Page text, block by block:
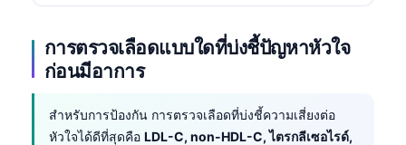
การตรวจเลือดแบบใดที่บ่งชี้ปัญหาหัวใจ
ก่อนมีอาการ
สำหรับการป้องกัน การตรวจเลือดที่บ่งชี้ความเสี่ยงต่อ
หัวใจได้ดีที่สุดคือ LDL-C, non-HDL-C, ไตรกลีเซอไรด์,